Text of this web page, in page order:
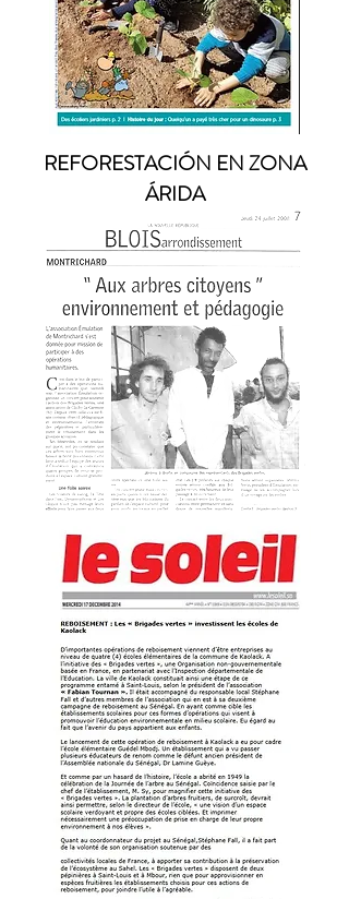
REFORESTACIÓN EN ZONA
ÁRIDA